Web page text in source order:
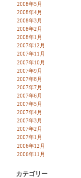
2008年5月
2008年4月
2008年3月
2008年2月
2008年1月
2007年12月
2007年11月
2007年10月
2007年9月
2007年8月
2007年7月
2007年6月
2007年5月
2007年4月
2007年3月
2007年2月
2007年1月
2006年12月
2006年11月
カテゴリー